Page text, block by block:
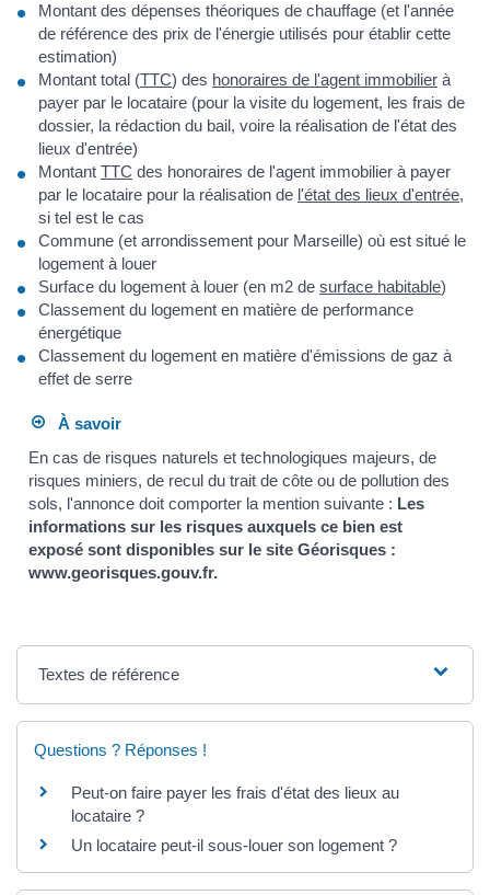
Montant des dépenses théoriques de chauffage (et l'année
de référence des prix de l'énergie utilisés pour établir cette
estimation)
Montant total (TTC) des honoraires de l'agent immobilier à
payer par le locataire (pour la visite du logement, les frais de
dossier, la rédaction du bail, voire la réalisation de l'état des
lieux d'entrée)
Montant TTC des honoraires de l'agent immobilier à payer
par le locataire pour la réalisation de l'état des lieux d'entrée,
si tel est le cas
Commune (et arrondissement pour Marseille) où est situé le
logement à louer
Surface du logement à louer (en m2 de surface habitable)
Classement du logement en matière de performance
énergétique
Classement du logement en matière d'émissions de gaz à
effet de serre
À savoir
En cas de risques naturels et technologiques majeurs, de
risques miniers, de recul du trait de côte ou de pollution des
sols, l'annonce doit comporter la mention suivante : Les
informations sur les risques auxquels ce bien est
exposé sont disponibles sur le site Géorisques :
www.georisques.gouv.fr.
Textes de référence
Questions ? Réponses !
Peut-on faire payer les frais d'état des lieux au
locataire ?
Un locataire peut-il sous-louer son logement ?